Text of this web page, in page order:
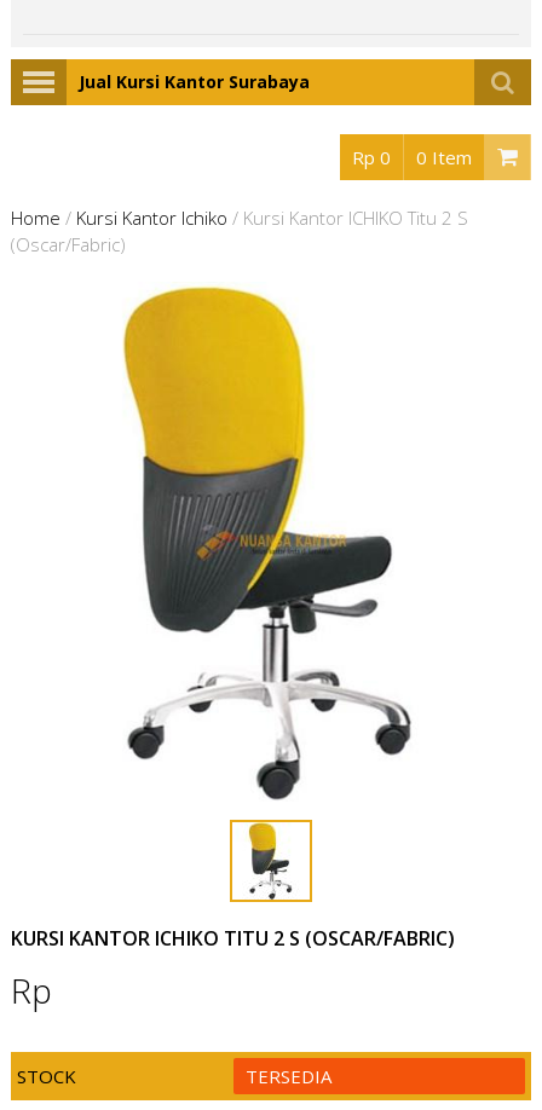
Jual Kursi Kantor Surabaya
Rp 0 0 Item
Home / Kursi Kantor Ichiko / Kursi Kantor ICHIKO Titu 2 S
(Oscar/Fabric)
KURSI KANTOR ICHIKO TITU 2 S (OSCAR/FABRIC)
Rp
STOCK TERSEDIA